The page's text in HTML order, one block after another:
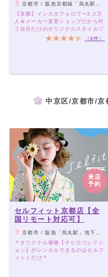
京都市 / 阪急京都線「烏丸駅」23番出口 徒歩10分、京都市営地下鉄烏丸線「五条駅」2番出口 徒歩4分
【京都】インスタフォロワー2.2万
人★メーカー直営ショップだから叶
う自分だけのオリジナルスタイル♡
（9件）
中京区/京都市/京
来店
予約
セルフィット京都店【全
国リモート対応可】
京都市 / 阪急「烏丸駅」地下鉄「四条駅」13番出口より徒歩1分
＊オリジナル着物【チヒロコレクシ
ョン】がレンタルできるのはセルフ
ィットだけ＊